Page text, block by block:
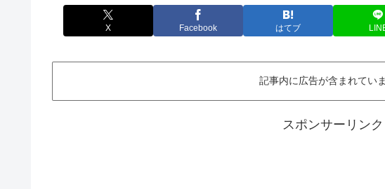
X Facebook はてブ
記事内に広告が含まれていま
スポンサーリンク